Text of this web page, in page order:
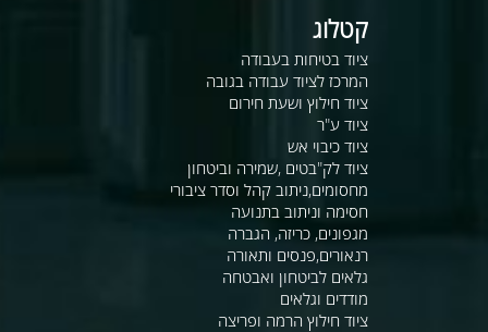
קטלוג
ציוד בטיחות בעבודה
המרכז לציוד עבודה בגובה
ציוד חילוץ ושעת חירום
ציוד ע"ר
ציוד כיבוי אש
ציוד לק"בטים ,שמירה וביטחון
מחסומים,ניתוב קהל וסדר ציבורי
חסימה וניתוב בתנועה
מגפונים, כריזה, הגברה
רנאורים,פנסים ותאורה
גלאים לביטחון ואבטחה
מודדים וגלאים
ציוד חילוץ הרמה ופריצה